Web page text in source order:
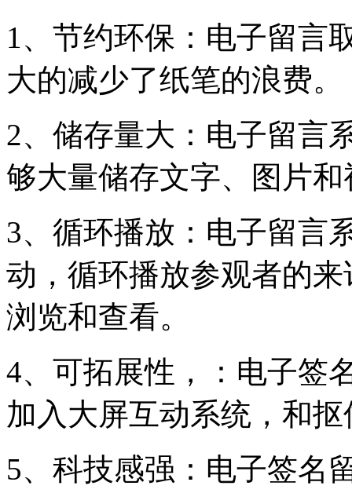
1、节约环保：电子留言
大的减少了纸笔的浪费。
2、储存量大：电子留言
够大量储存文字、图片和
3、循环播放：电子留言
动，循环播放参观者的
浏览和查看。
4、可拓展性，：电子签
加入大屏互动系统，和
5、科技感强：电子签名